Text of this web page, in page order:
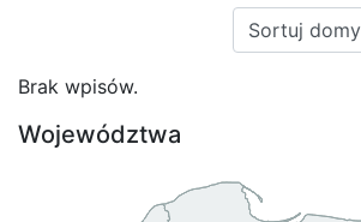
Sortuj:
Brak wpisów.
Województwa